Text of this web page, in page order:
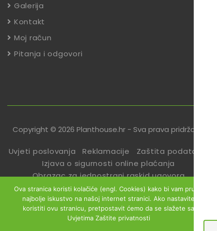
Galerija
Kontakt
Moj račun
Pitanja i odgovori
Copyright © 2026 Planthouse.hr - Sva prava pridržana
Uvjeti poslovanja Reklamacije
Zaštita podataka
Izjava o sigurnosti online plaćanja
Obrazac za jednostrani raskid ugovora
Ova stranica koristi kolačiće (engl. Cookies) kako bi vam pružili
najbolje iskustvo na našoj internet stranici. Ako nastavite
koristiti ovu stranicu, pretpostavit ćemo da se slažete sa
Uvjetima Zaštite privatnosti